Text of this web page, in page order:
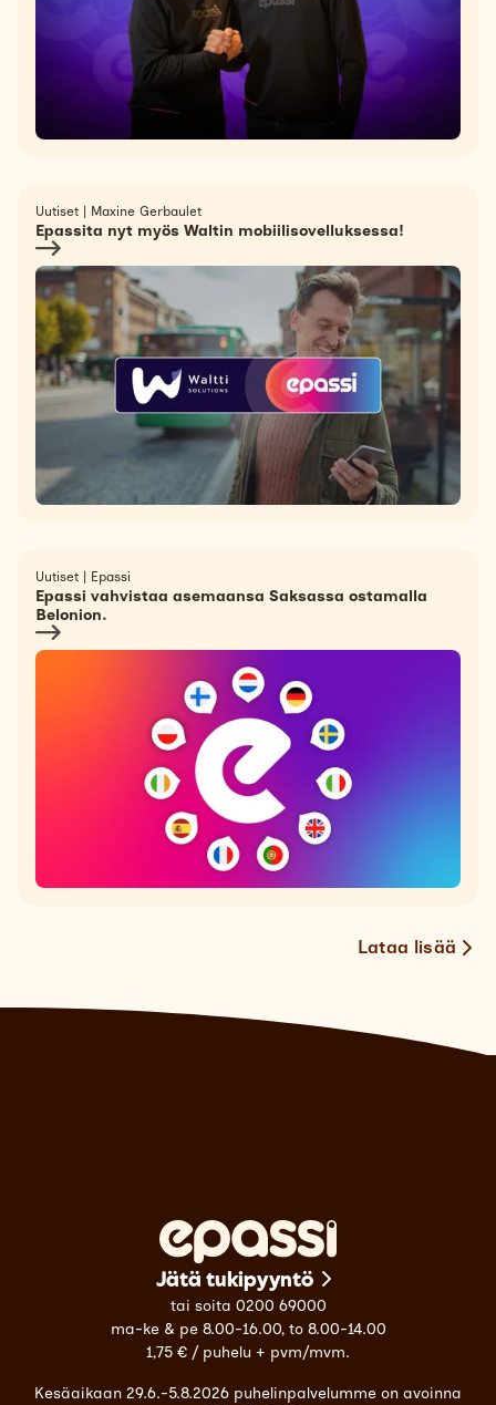
Uutiset Maxine Gerbaulet
Epassita nyt myös Waltin mobiilisovelluksessa!
Uutiset | Epassi
Epassi vahvistaa asemaansa Saksassa ostamalla
Belonion.
Lataa lisää
Jätä tukipyyntö
tai soita 0200 69000
ma-ke & pe 8.00-16.00, to 8.00-14.00
1,75 € / puhelu + pvm/mvm.
Kesäaikaan 29.6.-5.8.2026 puhelinpalvelumme on avoinna